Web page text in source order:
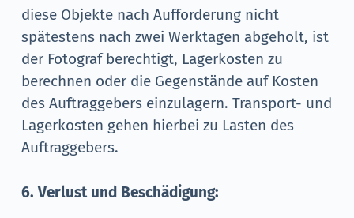
diese Objekte nach Aufforderung nicht
spätestens nach zwei Werktagen abgeholt, ist
der Fotograf berechtigt, Lagerkosten zu
berechnen oder die Gegenstände auf Kosten
des Auftraggebers einzulagern. Transport- und
Lagerkosten gehen hierbei zu Lasten des
Auftraggebers.
6. Verlust und Beschädigung: